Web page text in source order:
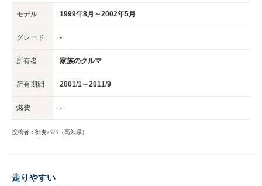
モデル 1999年8月～2002年5月
グレード -
所有者 家族のクルマ
所有期間 2001/1～2011/9
燃費 -
投稿者：徠奏パパ（高知県）
走りやすい